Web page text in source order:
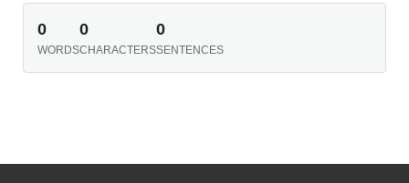
0
WORDS
0
CHARACTERS
0
SENTENCES